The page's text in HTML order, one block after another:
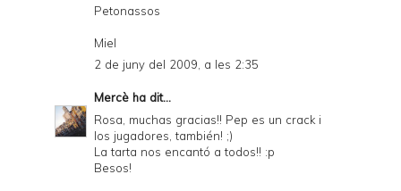
Petonassos
Miel
2 de juny del 2009, a les 2:35
Mercè ha dit...
Rosa, muchas gracias!! Pep es un crack i
los jugadores, también! ;)
La tarta nos encantó a todos!! :p
Besos!